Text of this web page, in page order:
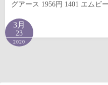
グアース 1956円 1401 エムビ
3月
23
2020